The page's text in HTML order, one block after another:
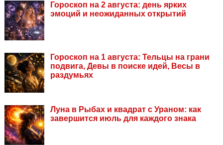
Гороскоп на 2 августа: день ярких
эмоций и неожиданных открытий
Гороскоп на 1 августа: Тельцы на грани
подвига, Девы в поиске идей, Весы в
раздумьях
Луна в Рыбах и квадрат с Ураном: как
завершится июль для каждого знака